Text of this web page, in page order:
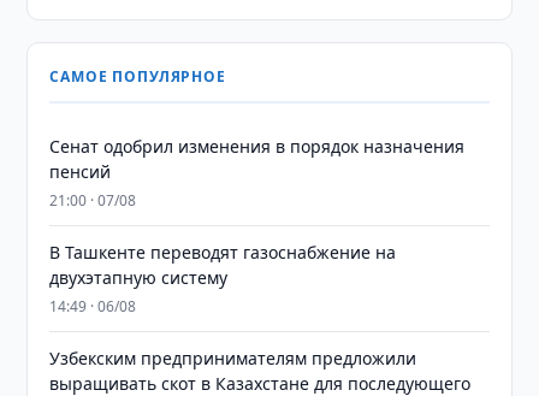
САМОЕ ПОПУЛЯРНОЕ
Сенат одобрил изменения в порядок назначения
пенсий
21:00 · 07/08
В Ташкенте переводят газоснабжение на
двухэтапную систему
14:49 · 06/08
Узбекским предпринимателям предложили
выращивать скот в Казахстане для последующего